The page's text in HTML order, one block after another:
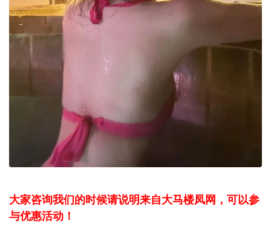
大家咨询我们的时候请说明来自大马楼凤网，可以参
与优惠活动！